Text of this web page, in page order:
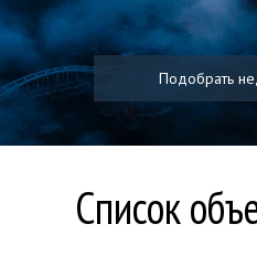
Подобрать
Список